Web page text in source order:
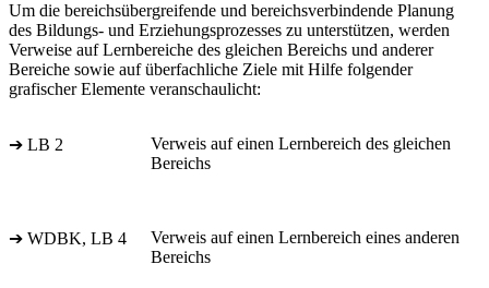
Um die bereichsübergreifende und bereichsverbindende Planung
des Bildungs- und Erziehungsprozesses zu unterstützen, werden
Verweise auf Lernbereiche des gleichen Bereichs und anderer
Bereiche sowie auf überfachliche Ziele mit Hilfe folgender
grafischer Elemente veranschaulicht:
➔ LB 2
Verweis auf einen Lernbereich des gleichen
Bereichs
➔ WDBK, LB 4
Verweis auf einen Lernbereich eines anderen
Bereichs